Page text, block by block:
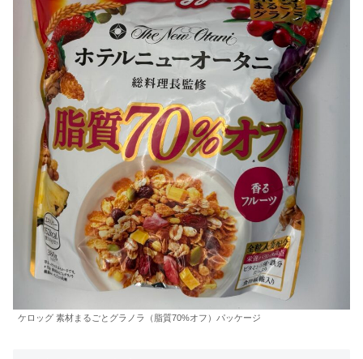
ケロッグ 素材まるごとグラノラ（脂質70%オフ）パッケージ